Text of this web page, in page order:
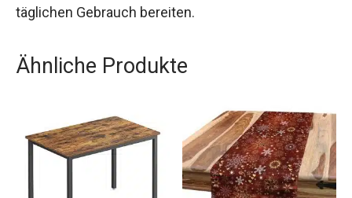
täglichen Gebrauch bereiten.
Ähnliche Produkte